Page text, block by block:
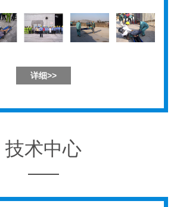
详细>>
技术中心